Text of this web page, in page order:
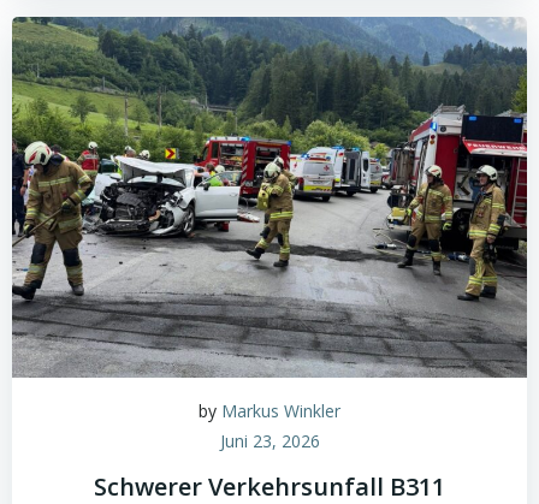
by Markus Winkler
Juni 23, 2026
Schwerer Verkehrsunfall B311